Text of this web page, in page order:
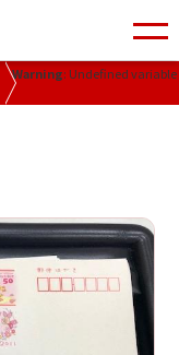
Warning: Undefined